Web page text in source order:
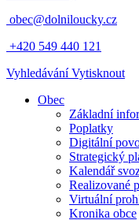
obec@dolniloucky.cz
+420 549 440 121
Vyhledávání Vytisknout
Obec
Základní
Poplatky
Digitální
Strategický
Kalendář
Realizované
Virtuální
Kronika obce